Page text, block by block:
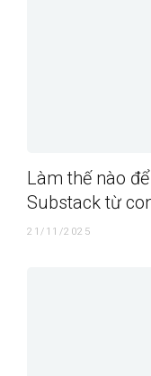
Làm thế nào
Substack từ
21/11/2025